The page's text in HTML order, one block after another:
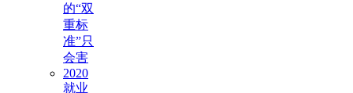
的“双
重标
准”只
会害
2020
就业